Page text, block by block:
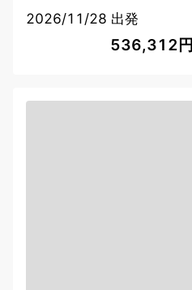
2026/11/28 出発
536,312円